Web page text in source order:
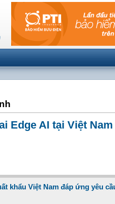
Edge AI tại Việt Nam
khẩu Việt Nam đáp ứng yêu